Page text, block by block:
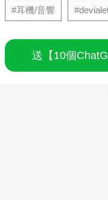
#耳機/音響
送【10個